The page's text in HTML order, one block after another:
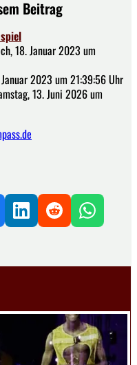
Beitrag
18. Januar 2023 um
2023 um 21:39:56 Uhr
13. Juni 2026 um